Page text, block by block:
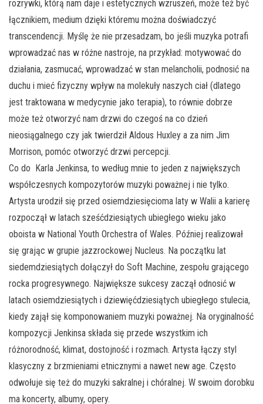
rozrywki, którą nam daje i estetycznych wzruszeń, może też być
łącznikiem, medium dzięki któremu można doświadczyć
transcendencji. Myślę że nie przesadzam, bo jeśli muzyka potrafi
wprowadzać nas w różne nastroje, na przykład: motywować do
działania, zasmucać, wprowadzać w stan melancholii, podnosić na
duchu i mieć fizyczny wpływ na molekuły naszych ciał (dlatego
jest traktowana w medycynie jako terapia), to równie dobrze
może też otworzyć nam drzwi do czegoś na co dzień
nieosiągalnego czy jak twierdził Aldous Huxley a za nim Jim
Morrison, pomóc otworzyć drzwi percepcji.
Co do Karla Jenkinsa, to według mnie to jeden z największych
współczesnych kompozytorów muzyki poważnej i nie tylko.
Artysta urodził się przed osiemdziesięcioma laty w Walii a karierę
rozpoczął w latach sześćdziesiątych ubiegłego wieku jako
oboista w National Youth Orchestra of Wales. Później realizował
się grając w grupie jazzrockowej Nucleus. Na początku lat
siedemdziesiątych dołączył do Soft Machine, zespołu grającego
rocka progresywnego. Największe sukcesy zaczął odnosić w
latach osiemdziesiątych i dziewięćdziesiątych ubiegłego stulecia,
kiedy zajął się komponowaniem muzyki poważnej. Na oryginalność
kompozycji Jenkinsa składa się przede wszystkim ich
różnorodność, klimat, dostojność i rozmach. Artysta łączy styl
klasyczny z brzmieniami etnicznymi a nawet new age. Często
odwołuje się też do muzyki sakralnej i chóralnej. W swoim dorobku
ma koncerty, albumy, opery.